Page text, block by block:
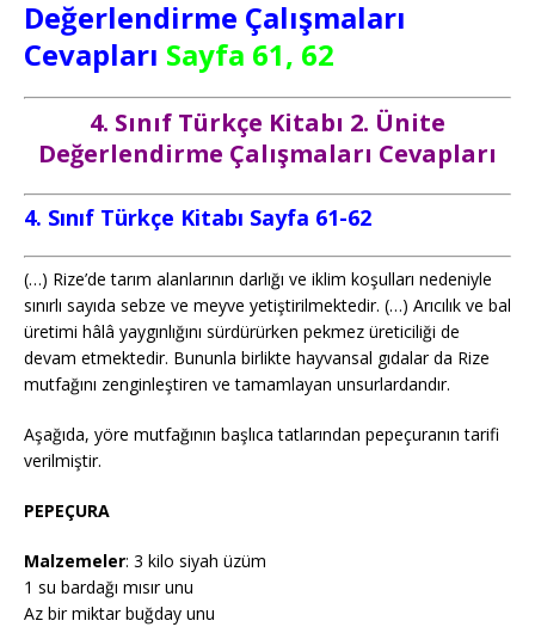
Değerlendirme Çalışmaları
Cevapları Sayfa 61, 62
4. Sınıf Türkçe Kitabı 2. Ünite
Değerlendirme Çalışmaları Cevapları
4. Sınıf Türkçe Kitabı Sayfa 61-62
(…) Rize’de tarım alanlarının darlığı ve iklim koşulları nedeniyle
sınırlı sayıda sebze ve meyve yetiştirilmektedir. (…) Arıcılık ve bal
üretimi hâlâ yaygınlığını sürdürürken pekmez üreticiliği de
devam etmektedir. Bununla birlikte hayvansal gıdalar da Rize
mutfağını zenginleştiren ve tamamlayan unsurlardandır.
Aşağıda, yöre mutfağının başlıca tatlarından pepeçuranın tarifi
verilmiştir.
PEPEÇURA
Malzemeler: 3 kilo siyah üzüm
1 su bardağı mısır unu
Az bir miktar buğday unu